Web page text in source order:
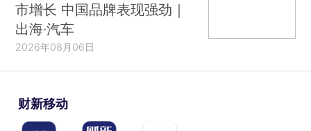
市增长 中国品牌表现强劲｜
出海·汽车
2026年08月06日
财新移动